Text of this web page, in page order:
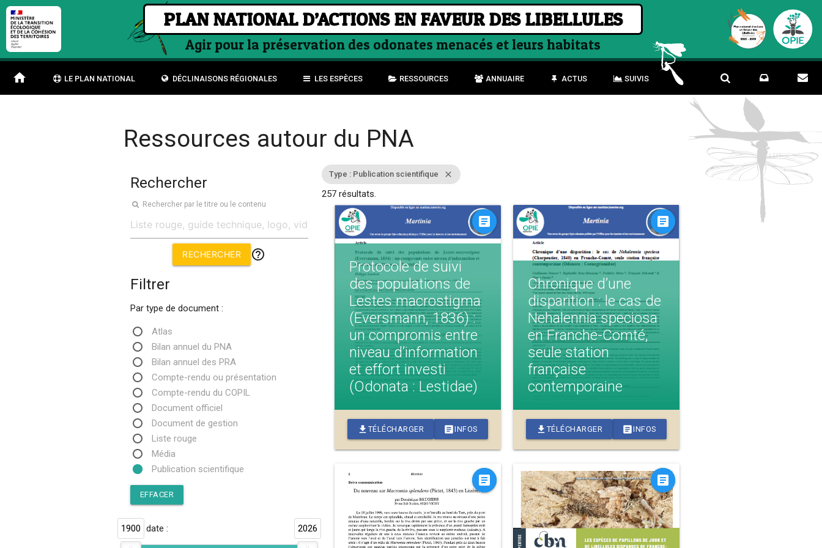
PLAN NATIONAL D’ACTIONS EN FAVEUR DES LIBELLULES
Agir pour la préservation des odonates menacés et leurs habitats
home LE PLAN NATIONAL DÉCLINAISONS RÉGIONALES LES ESPÈCES RESSOURCES ANNUAIRE ACTUS SUIVIS
Ressources autour du PNA
Rechercher
Rechercher par le titre ou le contenu
help_outline
Filtrer
Par type de document :
Atlas
Bilan annuel du PNA
Bilan annuel des PRA
Compte-rendu ou présentation
Compte-rendu du COPIL
Document officiel
Document de gestion
Liste rouge
Média
Publication scientifique
EFFACER
Par date :
1900 2026
Type : Publication scientifique close
257 résultats.
article
Protocole de suivi
des populations de
Lestes macrostigma
(Eversmann, 1836) :
un compromis entre
niveau d’information
et effort investi
(Odonata : Lestidae)
downloadTÉLÉCHARGER articleINFOS
article
Chronique d’une
disparition : le cas de
Nehalennia speciosa
en Franche-Comté,
seule station
française
contemporaine
downloadTÉLÉCHARGER articleINFOS
article article